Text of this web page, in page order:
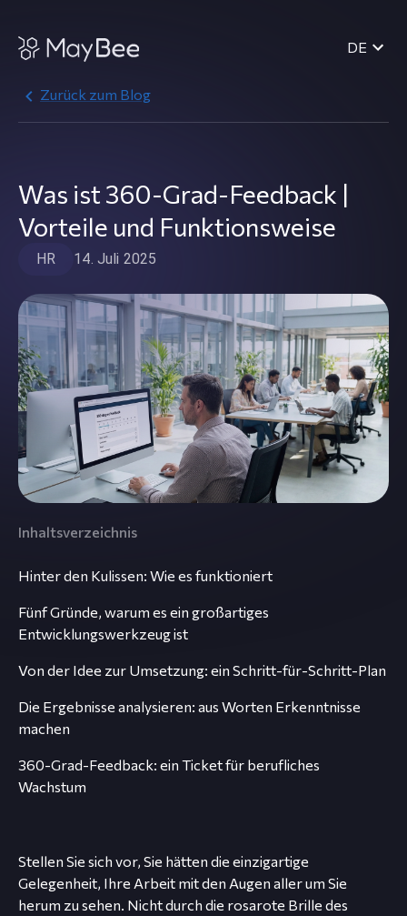
DE
Zurück zum Blog
Was ist 360-Grad-Feedback |
Vorteile und Funktionsweise
HR 14. Juli 2025
Inhaltsverzeichnis
Hinter den Kulissen: Wie es funktioniert
Fünf Gründe, warum es ein großartiges
Entwicklungswerkzeug ist
Von der Idee zur Umsetzung: ein Schritt-für-Schritt-Plan
Die Ergebnisse analysieren: aus Worten Erkenntnisse
machen
360-Grad-Feedback: ein Ticket für berufliches
Wachstum
Stellen Sie sich vor, Sie hätten die einzigartige
Gelegenheit, Ihre Arbeit mit den Augen aller um Sie
herum zu sehen. Nicht durch die rosarote Brille des